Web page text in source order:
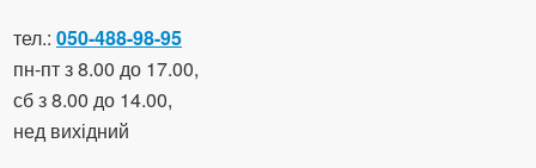
тел.: 050-488-98-95
пн-пт з 8.00 до 17.00,
сб з 8.00 до 14.00,
нед вихідний